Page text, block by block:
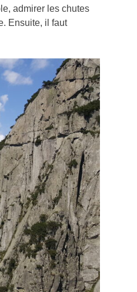
admirer les chutes
Ensuite, il faut